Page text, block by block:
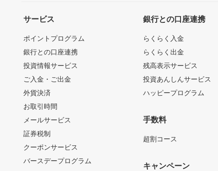
サービス
ポイントプログラム
銀行との口座連携
投資情報サービス
ご入金・ご出金
外貨決済
お取引時間
メールサービス
証券税制
クーポンサービス
バースデープログラム
銀行との口座連携
らくらく入金
らくらく出金
残高表示サービス
投資あんしんサービス
ハッピープログラム
手数料
超割コース
キャンペーン